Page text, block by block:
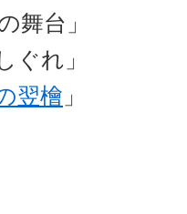
舞台」
ぐれ」
翌檜 」